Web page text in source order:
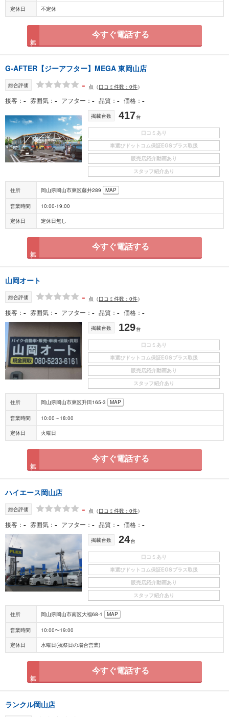
定休日 不定休
今すぐ電話する
G-AFTER【ジーアフター】MEGA 東岡山店
総合評価 - 点 （口コミ件数：0件）
接客 - 雰囲気 - アフター - 品質 - 価格 -
掲載台数 417台
口コミあり
車選びドットコム保証EGSプラス取扱
販売店紹介動画あり
スタッフ紹介あり
住所 岡山県岡山市東区藤井289 MAP
営業時間 10:00-19:00
定休日 定休日無し
今すぐ電話する
山岡オート
総合評価 - 点 （口コミ件数：0件）
接客 - 雰囲気 - アフター - 品質 - 価格 -
掲載台数 129台
口コミあり
車選びドットコム保証EGSプラス取扱
販売店紹介動画あり
スタッフ紹介あり
住所 岡山県岡山市東区升田165-3 MAP
営業時間 10:00～18:00
定休日 火曜日
今すぐ電話する
ハイエース岡山店
総合評価 - 点 （口コミ件数：0件）
接客 - 雰囲気 - アフター - 品質 - 価格 -
掲載台数 24台
口コミあり
車選びドットコム保証EGSプラス取扱
販売店紹介動画あり
スタッフ紹介あり
住所 岡山県岡山市南区大福68-1 MAP
営業時間 10:00〜19:00
定休日 水曜日(祝祭日の場合営業)
今すぐ電話する
ランクル岡山店